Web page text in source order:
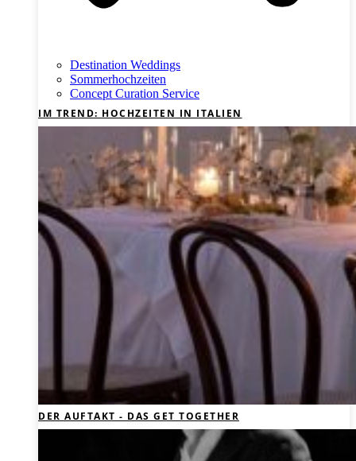
Destination Weddings
Sommerhochzeiten
Concept Curation Service
IM TREND: HOCHZEITEN IN ITALIEN
DER AUFTAKT - DAS GET TOGETHER